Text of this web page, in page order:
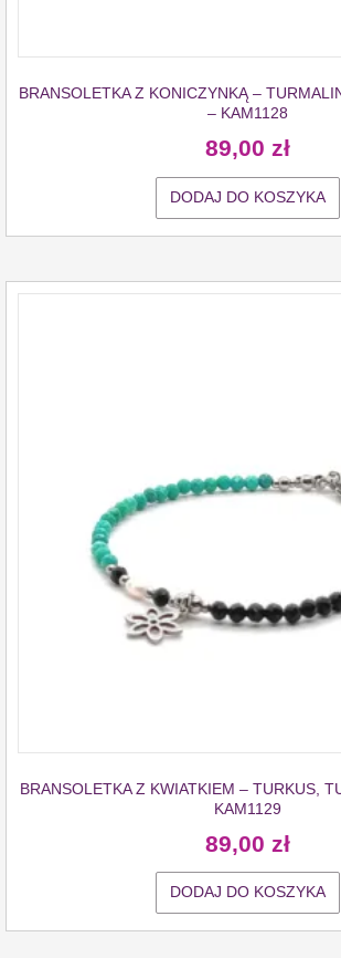
BRANSOLETKA Z KONICZYNKĄ –
– KAM1128
89,00 zł
DODAJ DO KOSZYKA
BRANSOLETKA Z KWIATKIEM – TURKUS,
KAM1129
89,00 zł
DODAJ DO KOSZYKA